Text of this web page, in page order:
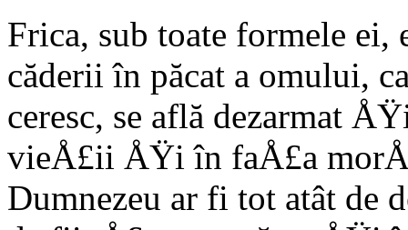
Frica, sub toate formele ei,
căderii în păcat a omului,
ceresc, se află dezarmat
vieÅ£ii ÅŸi în faÅ£a
Dumnezeu ar fi tot atât de